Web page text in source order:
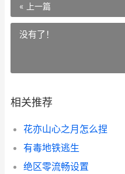
« 上一篇
没有了！
相关推荐
花亦山心之月怎么捏
有毒地铁逃生
绝区零流畅设置